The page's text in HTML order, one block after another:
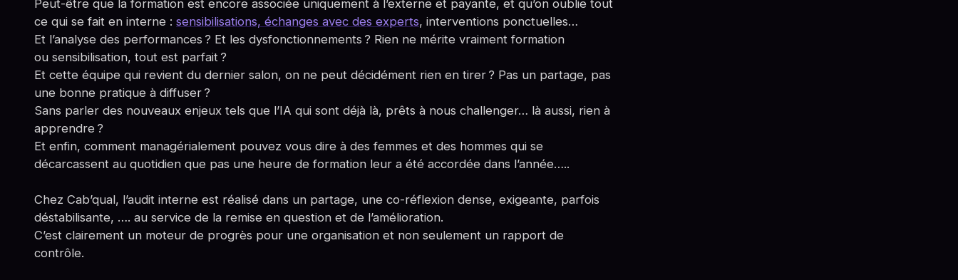
Peut-être que la formation est encore associée uniquement à l’externe et payante, et qu’on oublie tout
ce qui se fait en interne : sensibilisations, échanges avec des experts, interventions ponctuelles…
Et l’analyse des performances ? Et les dysfonctionnements ? Rien ne mérite vraiment formation
ou sensibilisation, tout est parfait ?
Et cette équipe qui revient du dernier salon, on ne peut décidément rien en tirer ? Pas un partage, pas
une bonne pratique à diffuser ?
Sans parler des nouveaux enjeux tels que l’IA qui sont déjà là, prêts à nous challenger… là aussi, rien à
apprendre ?
Et enfin, comment managérialement pouvez vous dire à des femmes et des hommes qui se
décarcassent au quotidien que pas une heure de formation leur a été accordée dans l’année…..
Chez Cab’qual, l’audit interne est réalisé dans un partage, une co-réflexion dense, exigeante, parfois
déstabilisante, …. au service de la remise en question et de l’amélioration.
C’est clairement un moteur de progrès pour une organisation et non seulement un rapport de
contrôle.